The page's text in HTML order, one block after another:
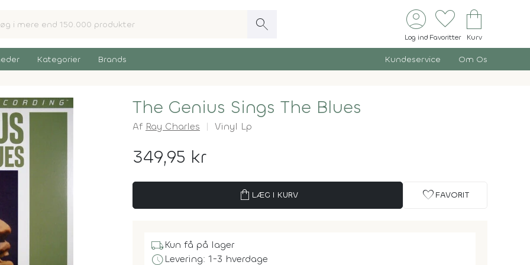
search account_circle
Log ind
favorite
Favoritter
shopping_bag
Kurv
Kategorier Brands Kundeservice Om Os
The Genius Sings The Blues
Af Ray Charles Vinyl Lp
349,95 kr
shopping_bag LÆG I KURV favorite FAVORIT
local_shippingKun få på lager
scheduleLevering: 1-3 hverdage